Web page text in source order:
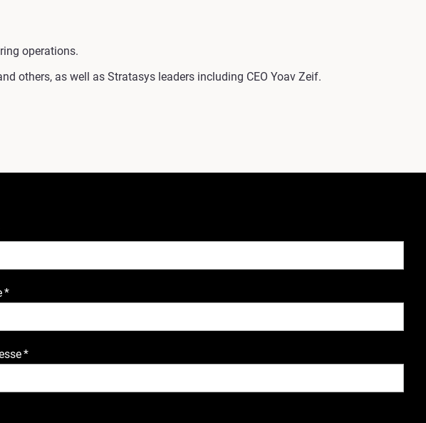
operations.
others, as well as Stratasys leaders including CEO Yoav Zeif.
*
*